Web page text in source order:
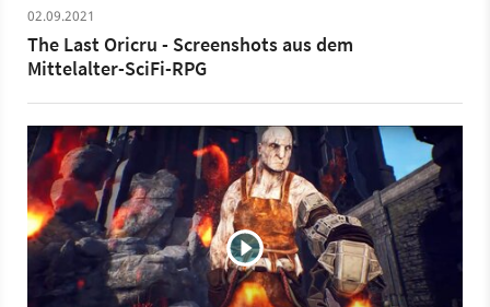
02.09.2021
The Last Oricru - Screenshots aus dem
Mittelalter-SciFi-RPG